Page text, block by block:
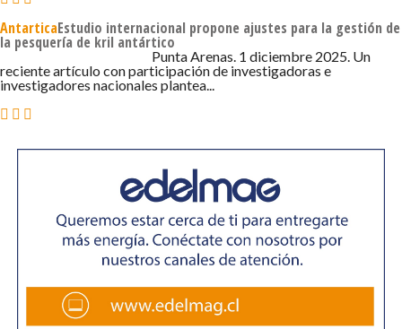
AntarticaEstudio internacional propone ajustes para la gestión de
la pesquería de kril antártico
1 DE DICIEMBRE DE 2025 - 8:20 Punta Arenas. 1 diciembre 2025. Un
reciente artículo con participación de investigadoras e
investigadores nacionales plantea...